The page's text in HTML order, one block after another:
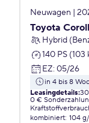
Neuwagen |
Toyota
Hybrid
140 PS (103
EZ: 05/26
in 4 bis 8
Leasingdetails:
0 €
kombiniert: 104